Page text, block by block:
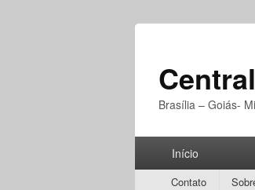
Brasília – Goiás-
PrincipalInício
Secondary
Contato